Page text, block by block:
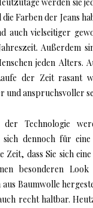
Farben der Jeans
auch vielseitiger
Außerdem
jeden Alters.
der Zeit rasant
und anspruchsvoller
Technologie
sich dennoch für eine
Zeit, dass Sie sich
besonderen Look
Baumwolle
recht haltbar.